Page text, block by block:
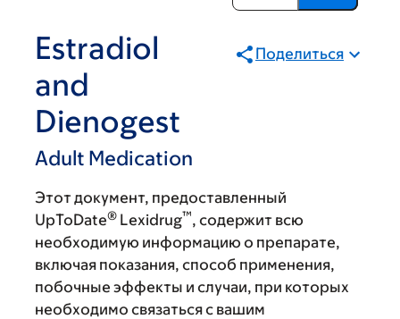
Estradiol
and
Dienogest
Adult Medication
Поделиться
Этот документ, предоставленный
UpToDate® Lexidrug™, содержит всю
необходимую информацию о препарате,
включая показания, способ применения,
побочные эффекты и случаи, при которых
необходимо связаться с вашим